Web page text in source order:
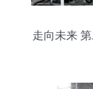
走向未来